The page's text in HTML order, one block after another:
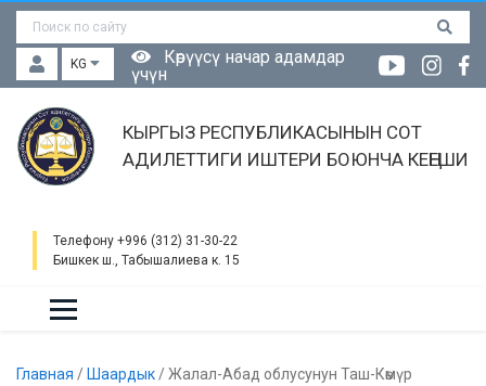
KG
Көрүүсү начар адамдар
үчүн
КЫРГЫЗ РЕСПУБЛИКАСЫНЫН СОТ
АДИЛЕТТИГИ ИШТЕРИ БОЮНЧА КЕҢЕШИ
Телефону +996 (312) 31-30-22
Бишкек ш., Табышалиева к. 15
Главная / Шаардык /Жалал-Абад облусунун Таш-Көмүр